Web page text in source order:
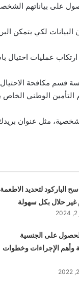
على بياناتهم
البيانات لكي يتمكن
عمليات احتيال
قسم مكافحة
التأمين الوطني الخاص
مثل عنوان
الباركود لتحديد الاطعمة
غير حلال بكل سهولة
على الجنسية
وأهم الإجراءات وخطوات